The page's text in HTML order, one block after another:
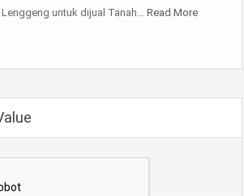
untuk dijual Tanah… Read More